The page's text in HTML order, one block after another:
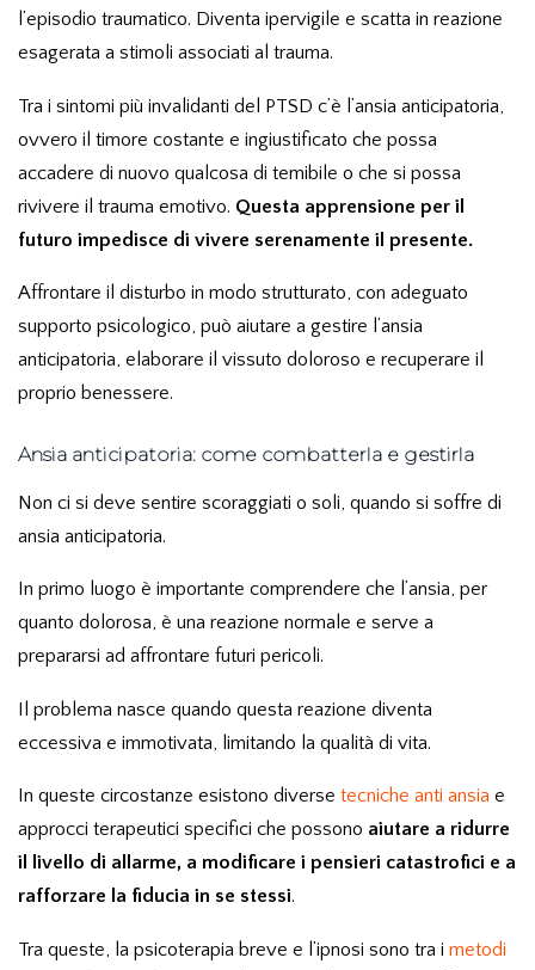
l’episodio traumatico. Diventa ipervigile e scatta in reazione
esagerata a stimoli associati al trauma.
Tra i sintomi più invalidanti del PTSD c’è l’ansia anticipatoria,
ovvero il timore costante e ingiustificato che possa
accadere di nuovo qualcosa di temibile o che si possa
rivivere il trauma emotivo. Questa apprensione per il
futuro impedisce di vivere serenamente il presente.
Affrontare il disturbo in modo strutturato, con adeguato
supporto psicologico, può aiutare a gestire l’ansia
anticipatoria, elaborare il vissuto doloroso e recuperare il
proprio benessere.
Ansia anticipatoria: come combatterla e gestirla
Non ci si deve sentire scoraggiati o soli, quando si soffre di
ansia anticipatoria.
In primo luogo è importante comprendere che l’ansia, per
quanto dolorosa, è una reazione normale e serve a
prepararsi ad affrontare futuri pericoli.
Il problema nasce quando questa reazione diventa
eccessiva e immotivata, limitando la qualità di vita.
In queste circostanze esistono diverse tecniche anti ansia e
approcci terapeutici specifici che possono aiutare a ridurre
il livello di allarme, a modificare i pensieri catastrofici e a
rafforzare la fiducia in se stessi.
Tra queste, la psicoterapia breve e l’ipnosi sono tra i metodi